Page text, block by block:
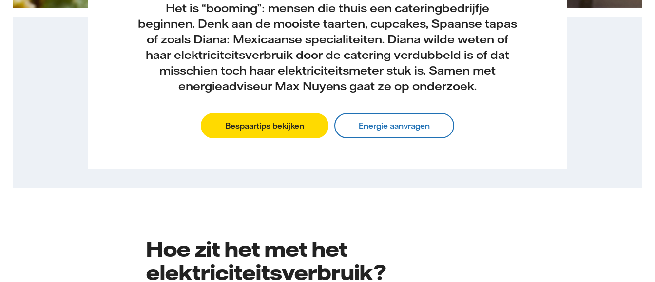
Het is “booming”: mensen die thuis een cateringbedrijfje
beginnen. Denk aan de mooiste taarten, cupcakes, Spaanse tapas
of zoals Diana: Mexicaanse specialiteiten. Diana wilde weten of
haar elektriciteitsverbruik door de catering verdubbeld is of dat
misschien toch haar elektriciteitsmeter stuk is. Samen met
energieadviseur Max Nuyens gaat ze op onderzoek.
Bespaartips bekijken Energie aanvragen
Hoe zit het met het
elektriciteitsverbruik?